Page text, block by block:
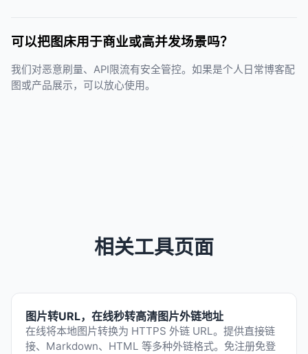
可以把图床用于商业或高并发场景吗？
我们对恶意刷量、API限流有安全管控。如果是个人日常博客配
图或产品展示，可以放心使用。
相关工具页面
图片转URL，在线秒转高清图片外链地址
在线将本地图片转换为 HTTPS 外链 URL。提供直接链
接、Markdown、HTML 等多种外链格式。免注册免登